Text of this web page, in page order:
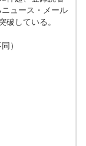
ュース・メール
破している。
）